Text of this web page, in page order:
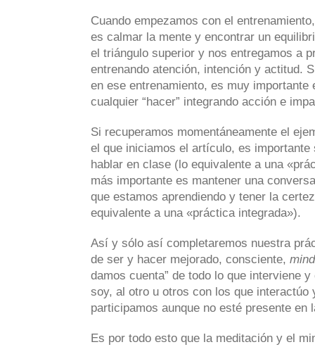
Cuando empezamos con el
es calmar la mente y encontrar un
el triángulo superior y nos entregamos a
entrenando atención, intención y actitud.
en ese entrenamiento, es muy importante
cualquier “hacer” integrando acción e
Si recuperamos momentáneamente el
el que iniciamos el artículo, es
hablar en clase (lo equivalente a una
más importante es mantener una
que estamos aprendiendo y tener la
equivalente a una «práctica integrada»).
Así y sólo así completaremos nuestra
de ser y hacer mejorado, consciente,
damos cuenta” de todo lo que interviene
soy, al otro u otros con los que interactúo
participamos aunque no esté presente en
Es por todo esto que la meditación y el